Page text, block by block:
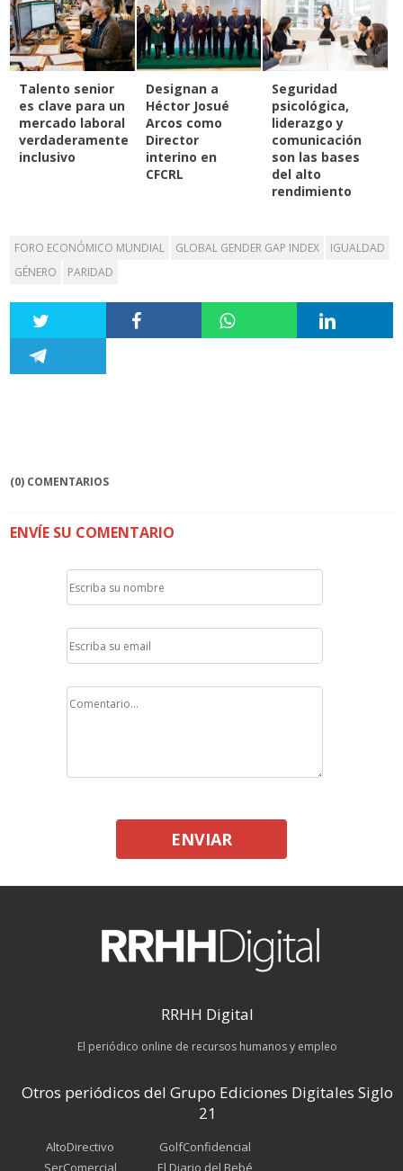
Talento senior
es clave para un
mercado laboral
verdaderamente
inclusivo
Designan a
Héctor Josué
Arcos como
Director
interino en
CFCRL
Seguridad
psicológica,
liderazgo y
comunicación
son las bases
del alto
rendimiento
FORO ECONÓMICO MUNDIAL GLOBAL GENDER GAP INDEX
IGUALDAD
GÉNERO
PARIDAD
(0) COMENTARIOS
ENVÍE SU COMENTARIO
ENVIAR
RRHH Digital
El periódico online de recursos humanos y empleo
Otros periódicos del Grupo Ediciones Digitales Siglo
21
AltoDirectivo
SerComercial
GolfConfidencial
El Diario del Bebé